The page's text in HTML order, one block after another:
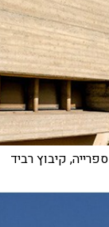
ספרייה, קיבוץ רביד